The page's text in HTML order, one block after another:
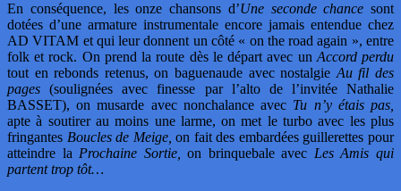
En conséquence, les onze chansons d’Une seconde chance sont
dotées d’une armature instrumentale encore jamais entendue chez
AD VITAM et qui leur donnent un côté « on the road again », entre
folk et rock. On prend la route dès le départ avec un Accord perdu
tout en rebonds retenus, on baguenaude avec nostalgie Au fil des
pages (soulignées avec finesse par l’alto de l’invitée Nathalie
BASSET), on musarde avec nonchalance avec Tu n’y étais pas,
apte à soutirer au moins une larme, on met le turbo avec les plus
fringantes Boucles de Meige, on fait des embardées guillerettes pour
atteindre la Prochaine Sortie, on brinquebale avec Les Amis qui
partent trop tôt…